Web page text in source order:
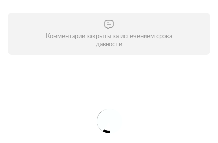
Комментарии закрыты за истечением срока
давности